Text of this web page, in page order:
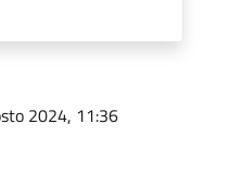
2024, 11:36